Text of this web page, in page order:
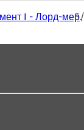
I - Лорд-мер